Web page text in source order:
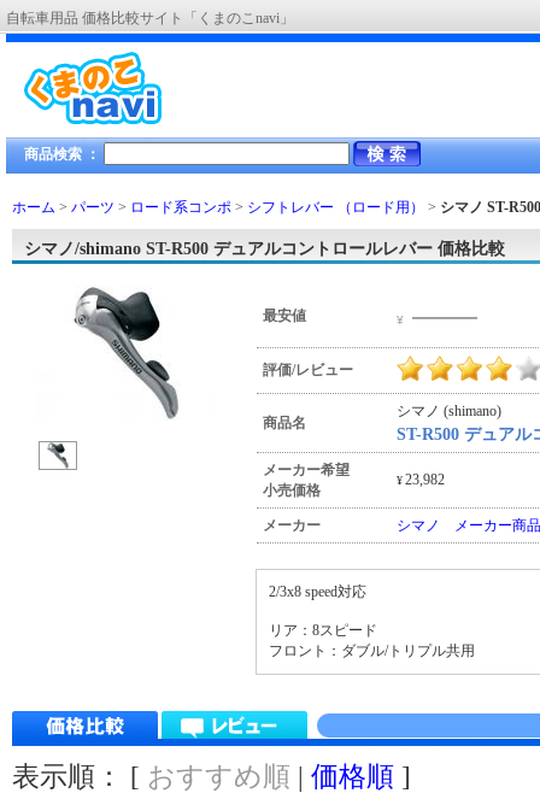
自転車用品 価格比較サイト「くまのこnavi」
商品検索 ：
ホーム > パーツ > ロード系コンポ > シフトレバー （ロード用） > シマノ ST-
シマノ/shimano ST-R500 デュアルコントロールレバー 価格比較
最安値 ¥ ―――
評価/レビュー
商品名
シマノ (shimano)
ST-R500 デュアル
メーカー希望
小売価格
¥23,982
メーカー シマノ メーカー商
2/3x8 speed対応
リア：8スピード
フロント：ダブル/トリプル共用
表示順： [ おすすめ順 | 価格順 ]